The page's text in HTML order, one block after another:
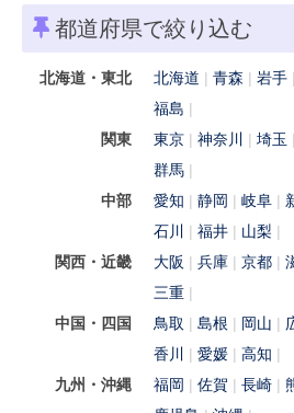
都道府県で絞り込む
北海道・東北 北海道 青森 岩手
福島
関東
東京 神奈川 埼玉
群馬
中部
愛知 静岡 岐阜
石川
福井
山梨
関西・近畿
大阪 兵庫 京都
三重
中国・四国
鳥取 島根 岡山
香川
愛媛
高知
九州・沖縄
福岡 佐賀 長崎